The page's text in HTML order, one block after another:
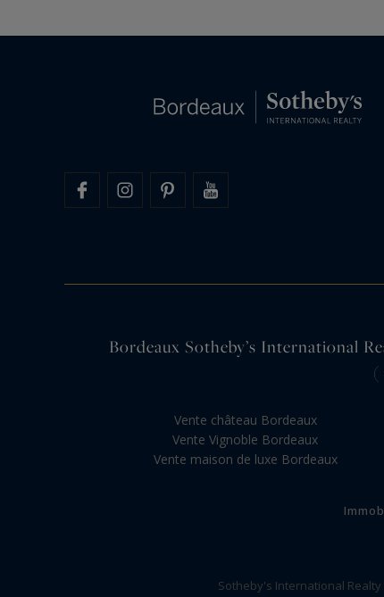
Bordeaux Sotheby’s International
(
Vente château Bordeaux
Vente Vignoble Bordeaux
Vente maison de luxe Bordeaux
Sotheby's International